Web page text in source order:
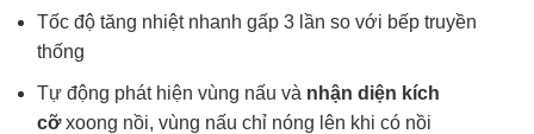
Tốc độ tăng nhiệt nhanh gấp 3 lần so với bếp truyền
thống
Tự động phát hiện vùng nấu và nhận diện kích
cỡxoong nồi, vùng nấu chỉ nóng lên khi có nồi